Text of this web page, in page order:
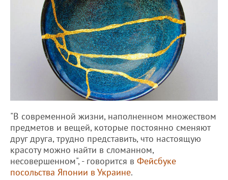
"В современной жизни, наполненном множеством
предметов и вещей, которые постоянно сменяют
друг друга, трудно представить, что настоящую
красоту можно найти в сломанном,
несовершенном", - говорится в Фейсбуке
посольства Японии в Украине.